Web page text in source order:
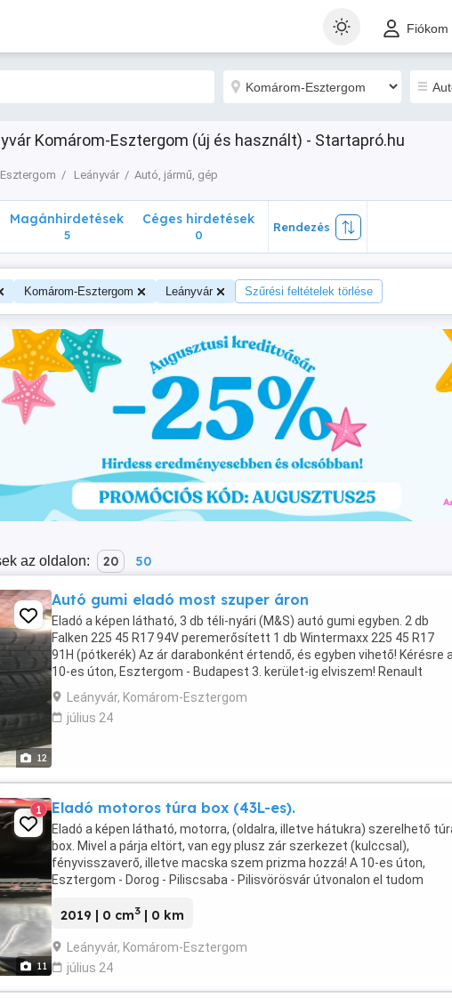
Fiókom
Komárom-Esztergom (új és használt) - Startapró.hu
Leányvár Autó, jármű, gép
Magánhirdetések
5
Céges hirdetések
0
Rendezés
Komárom-Esztergom Leányvár Szűrési feltételek törlése
az oldalon: 20 50
12
Autó gumi eladó most szuper áron
Eladó a képen látható, 3 db téli-nyári (M&S) autó gumi egyben. 2 db
Falken 225 45 R17 94V peremerősített 1 db Wintermaxx 225 45 R17
91H (pótkerék) Az ár darabonként értendő, és egyben vihető! Kérésre a
10-es úton, Esztergom - Budapest 3. kerület-ig elviszem! Renault
Laguna hoz még néhány megmaradt kütyü ...
Leányvár, Komárom-Esztergom
július 24
11
1 Eladó motoros túra box (43L-es).
Eladó a képen látható, motorra, (oldalra, illetve hátukra) szerelhető
box. Mivel a párja eltört, van egy plusz zár szerkezet (kulccsal),
fényvisszaverő, illetve macska szem prizma hozzá! A 10-es úton,
Esztergom - Dorog - Piliscsaba - Pilisvörösvár útvonalon el tudom
2019 | 0 cm3 | 0 km
Leányvár, Komárom-Esztergom
július 24